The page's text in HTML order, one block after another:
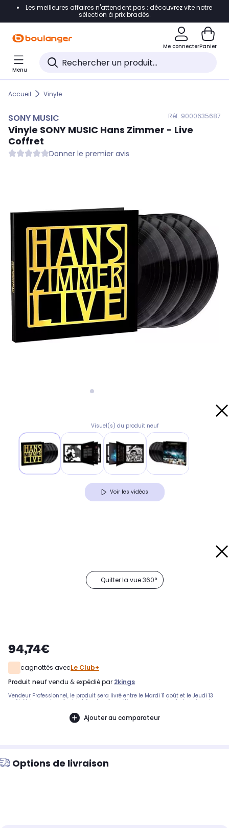
Accéder directement à la navigation
Accéder directement au pied de page
Accéder directement au chatbot
Les meilleures affaires n'attendent pas : découvrez vite notre
sélection à prix bradés.
Me connecterPanier
Menu
Accueil Vinyle
SONY MUSIC Réf. 9000635687
Vinyle SONY MUSIC Hans Zimmer - Live
Coffret
Donner le premier avis
Visuel(s) du produit neuf
Voir les vidéos
Quitter la vue 360°
94,74€
cagnottés avecLe Club+
produit neuf vendu & expédié par 2kings
Vendeur Professionnel, le produit sera livré entre le Mardi 11 août et le Jeudi 13
août. Notre service client est à votre disposition avant, pendant et après votre
Ajouter au comparateur
Options de livraison